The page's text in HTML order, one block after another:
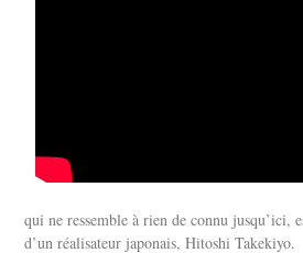
qui ne ressemble à rien de connu jusqu’ici,
d’un réalisateur japonais, Hitoshi Takekiyo.